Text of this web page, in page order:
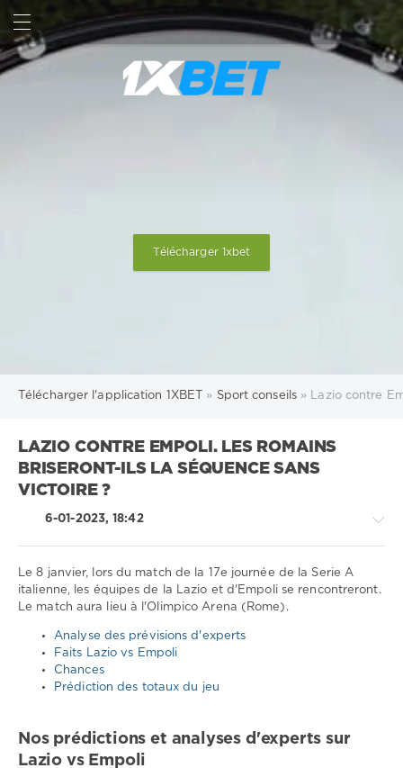
RECHERCHE
Télécharger 1xbet
Télécharger l'application 1XBET » Sport conseils » Lazio contre
LAZIO CONTRE EMPOLI. LES ROMAINS
BRISERONT-ILS LA SÉQUENCE SANS
VICTOIRE ?
6-01-2023, 18:42
conseils
Pronostics
de
1xbet
Le 8 janvier, lors du match de la 17e journée de la Serie A
italienne, les équipes de la Lazio et d'Empoli se rencontreront.
Le match aura lieu à l'Olimpico Arena (Rome).
Analyse des prévisions d'experts
Faits Lazio vs Empoli
Chances
Prédiction des totaux du jeu
Nos prédictions et analyses d'experts sur
Lazio vs Empoli